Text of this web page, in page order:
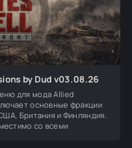
by Dud v03.08.26
для мода Allied
основные фракции
Британия и Финляндия.
со всеми